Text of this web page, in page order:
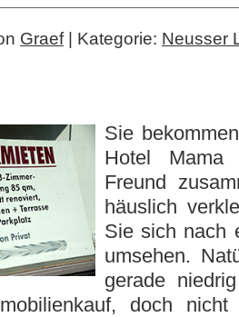
Graef| Kategorie: Neusser
Sie
Hotel Mama
Freund
häuslich
Sie sich nach
umsehen.
gerade
doch